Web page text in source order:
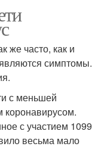
же часто, как и
симптомы.
с меньшей
с участием 1099
весьма мало